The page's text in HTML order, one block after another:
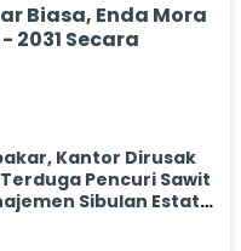
Biasa, Enda Mora
2031 Secara
Kantor Dirusak
Pencuri Sawit
Sibulan Estate